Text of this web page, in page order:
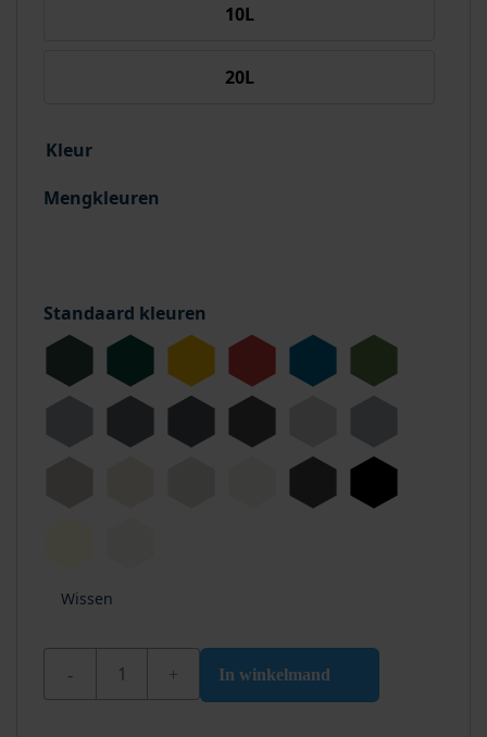
10L
20L
Kleur
Standaard kleuren
Mengkleuren
Wissen
Wixx PU Bootlak Dekkend Hoogglans aantal
In winkelmand